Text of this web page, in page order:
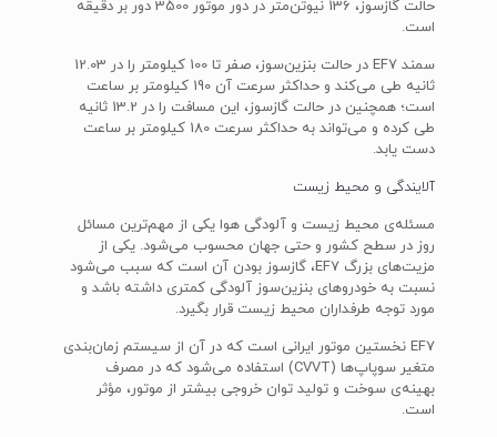
حالت گازسوز، 136 نیوتن‌متر در دور موتور 3500 دور بر دقیقه
است.
سمند EF7 در حالت بنزین‌سوز، صفر تا 100 کیلومتر را در 12.03
ثانیه طی می‌کند و حداکثر سرعت آن 190 کیلومتر بر ساعت
است؛ همچنین در حالت گازسوز، این مسافت را در 13.2 ثانیه
طی کرده و می‌تواند به حداکثر سرعت 180 کیلومتر بر ساعت
دست یابد.
آلایندگی و محیط زیست
مسئله‌ی محیط زیست و آلودگی هوا یکی از مهم‌ترین مسائل
روز در سطح کشور و حتی جهان محسوب می‌شود. یکی از
مزیت‌های بزرگ EF7، گازسوز بودن آن است که سبب می‌شود
نسبت به خودروهای بنزین‌سوز آلودگی کمتری داشته باشد و
مورد توجه طرفداران محیط زیست قرار بگیرد.
EF7 نخستین موتور ایرانی است که در آن از سیستم زمان‌بندی
متغیر سوپاپ‌ها (CVVT) استفاده می‌شود که در مصرف
بهینه‌ی سوخت و تولید توان خروجی بیشتر از موتور، مؤثر
است.